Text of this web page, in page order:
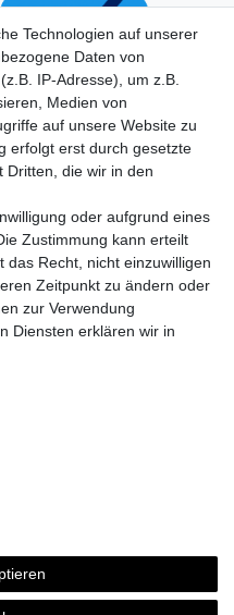
GmbH 2026 | Alle Rechte vorbehalten.
Technologien auf unserer
Daten von
IP-Adresse), um z.B.
Medien von
auf unsere Website zu
erfolgt erst durch gesetzte
Dritten, die wir in den
oder aufgrund eines
Zustimmung kann erteilt
Recht, nicht einzuwilligen
Zeitpunkt zu ändern oder
zur Verwendung
Diensten erklären wir in